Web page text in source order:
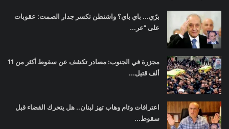
برّي... باي باي؟ واشنطن تكسر جدار الصمت: عقوبات
على "عر...
مجزرة في الجنوب: مصادر تكشف عن سقوط أكثر من 11
ألف قتيل...
اعترافات وئام وهاب تهز لبنان.. هل يتحرك القضاء قبل
سقوط...